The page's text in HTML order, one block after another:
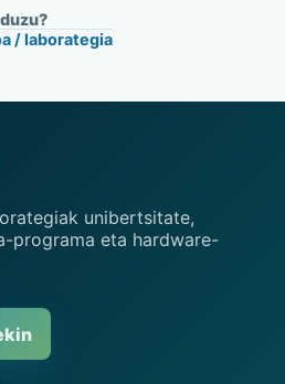
/ laborategia
unibertsitate,
programa eta hardware-